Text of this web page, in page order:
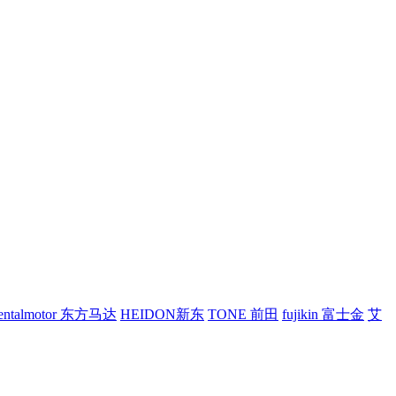
东方马达 HEIDON新东 TONE 前田 fujikin 富士金 艾